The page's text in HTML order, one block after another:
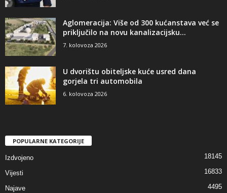
Aglomeracija: Više od 300 kućanstava već se
priključilo na novu kanalizacijsku...
7. kolovoza 2026
U dvorištu obiteljske kuće usred dana
gorjela tri automobila
6. kolovoza 2026
POPULARNE KATEGORIJE
Izdvojeno 18145
Vijesti 16833
Najave 4495